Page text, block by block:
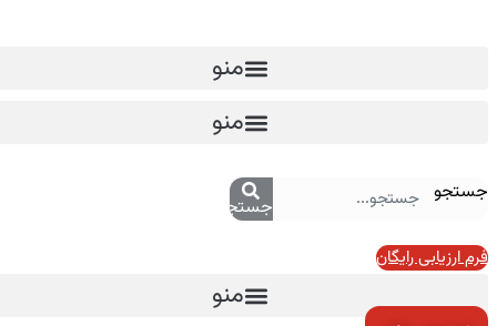
منو
منو
جستجو
جستجو
فرم ارزیابی رایگان
منو